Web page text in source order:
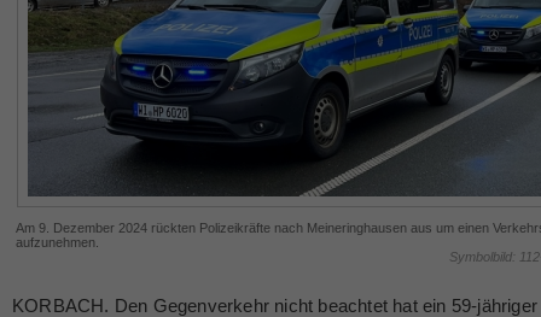
Am 9. Dezember 2024 rückten Polizeikräfte nach Meineringhausen aus um einen
aufzunehmen.
Symbolbild:
KORBACH. Den Gegenverkehr nicht beachtet hat ein 59-jähriger